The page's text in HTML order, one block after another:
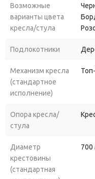
В стандартном варианте
широкими
удобно и визуально
Кресла серии УЛЬТРА -
Возможные
варианты цвета
кресла/стула
Подлокотники
Механизм кресла
(стандартное
исполнение)
Опора кресла/
стула
Диаметр
крестовины
(стандартная
700